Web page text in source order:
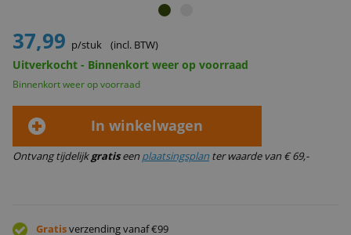
37,99 p/stuk (incl. BTW)
Uitverkocht - Binnenkort weer op voorraad
Binnenkort weer op voorraad
In winkelwagen
Ontvang tijdelijkgratiseen plaatsingsplan ter waarde van € 69,-
Gratisverzending vanaf €99